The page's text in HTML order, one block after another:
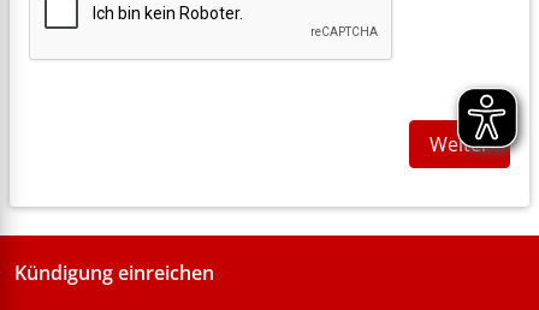
Weiter
Kündigung einreichen